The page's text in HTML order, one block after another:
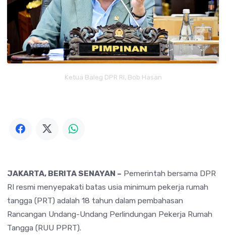
Ketua Baleg DPR RI, Bob Hasan
JAKARTA, BERITA SENAYAN – Pemerintah bersama DPR
RI resmi menyepakati batas usia minimum pekerja rumah
tangga (PRT) adalah 18 tahun dalam pembahasan
Rancangan Undang-Undang Perlindungan Pekerja Rumah
Tangga (RUU PPRT).